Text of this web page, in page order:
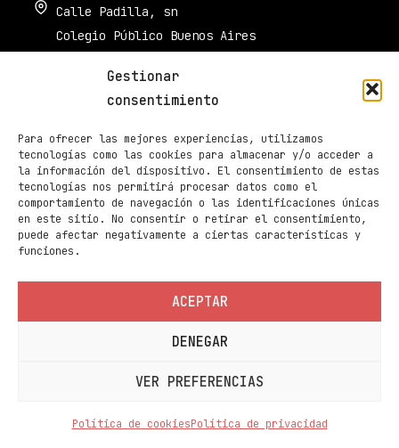
Gestionar
consentimiento
Para ofrecer las mejores experiencias, utilizamos
tecnologías como las cookies para almacenar y/o acceder a
la información del dispositivo. El consentimiento de estas
tecnologías nos permitirá procesar datos como el
comportamiento de navegación o las identificaciones únicas
en este sitio. No consentir o retirar el consentimiento,
puede afectar negativamente a ciertas características y
funciones.
ACEPTAR
DENEGAR
VER PREFERENCIAS
Política de cookiesPolítica de privacidad
Calle Padilla, sn
Colegio Público Buenos Aires
muestradecinepalencia@gmail.com
Taquilla de Cines Ortega
979 70 70 88
Páginas
Programación
Política de privacidad